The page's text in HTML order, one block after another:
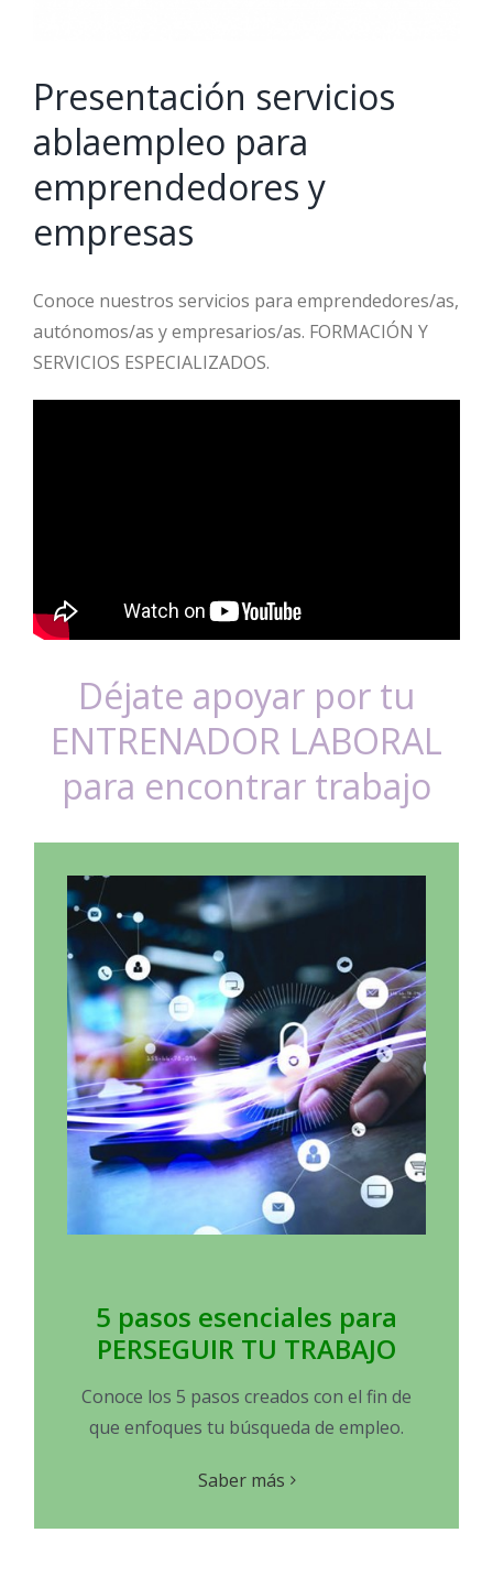
Presentación servicios
ablaempleo para
emprendedores y
empresas
Conoce nuestros servicios para emprendedores/as,
autónomos/as y empresarios/as. FORMACIÓN Y
SERVICIOS ESPECIALIZADOS.
Déjate apoyar por tu
ENTRENADOR LABORAL
para encontrar trabajo
5 pasos esenciales para
PERSEGUIR TU TRABAJO
Conoce los 5 pasos creados con el fin de
que enfoques tu búsqueda de empleo.
Saber más